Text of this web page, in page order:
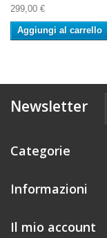
299,00 €
Aggiungi al carrello
Newsletter
Categorie
Informazioni
Il mio account